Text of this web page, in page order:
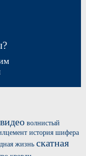
видео волнистый
история шифера
жизнь скатная